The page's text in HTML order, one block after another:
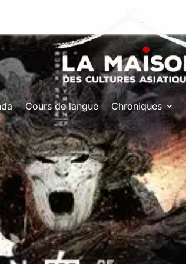
Cours de langue Chroniques